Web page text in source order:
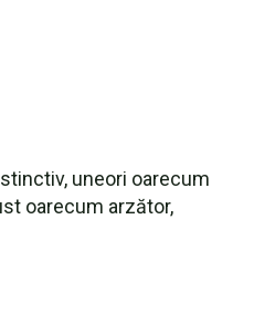
uneori oarecum
oarecum arzător,